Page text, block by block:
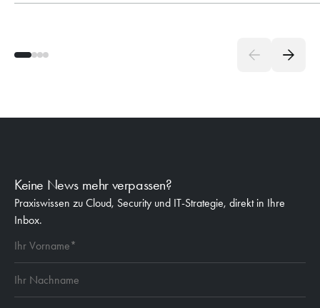
Keine News mehr verpassen?
Praxiswissen zu Cloud, Security und IT-Strategie, direkt in Ihre
Inbox.